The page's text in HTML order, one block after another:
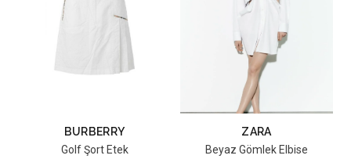
BURBERRY
Golf Şort Etek
ZARA
Beyaz Gömlek Elbise